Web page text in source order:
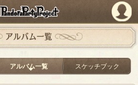
PandoraPartyProject
アルバム一覧
アルバム一覧 スケッチブック